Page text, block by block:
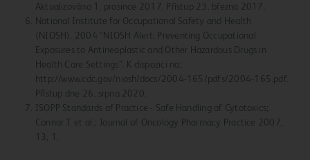
Aktualizováno 1. prosince 2017. Přístup 23. března 2017.
National Institute for Occupational Safety and Health
(NIOSH). 2004 “NIOSH Alert: Preventing Occupational
Exposures to Antineoplastic and Other Hazardous Drugs in
Health Care Settings”. K dispozici na:
http://www.cdc.gov/niosh/docs/2004-165/pdfs/2004-165.pdf.
Přístup dne 26. srpna 2020.
ISOPP Standards of Practice - Safe Handling of Cytotoxics;
Connor T. et al.; Journal of Oncology Pharmacy Practice 2007,
13, 1.